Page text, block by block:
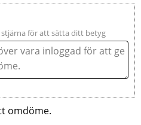
stjärna för att sätta ditt betyg
omdöme.